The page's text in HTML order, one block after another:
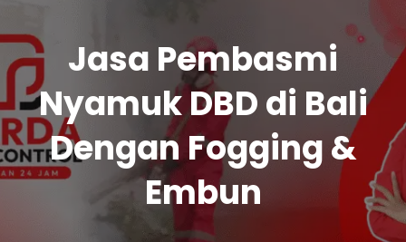
Jasa Pembasmi
Nyamuk DBD di Bali
Dengan Fogging &
Embun